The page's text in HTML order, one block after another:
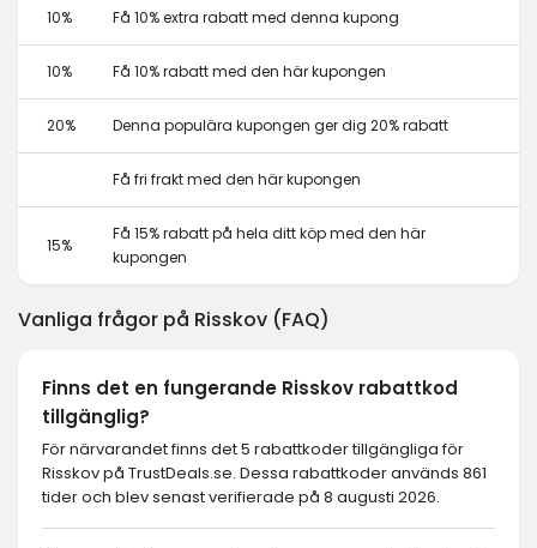
10% Få 10% extra rabatt med denna kupong
10% Få 10% rabatt med den här kupongen
20% Denna populära kupongen ger dig 20% rabatt
Få fri frakt med den här kupongen
15%
Få 15% rabatt på hela ditt köp med den här
kupongen
Vanliga frågor på Risskov (FAQ)
Finns det en fungerande Risskov rabattkod
tillgänglig?
För närvarandet finns det 5 rabattkoder tillgängliga för
Risskov på TrustDeals.se. Dessa rabattkoder används 861
tider och blev senast verifierade på 8 augusti 2026.